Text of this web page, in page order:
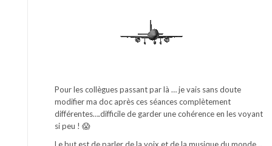
Pour les collègues passant par là … je vais sans doute
modifier ma doc après ces séances complètement
différentes….difficile de garder une cohérence en les voyant
si peu ! 😱
Le but est de parler de la voix et de la musique du monde…